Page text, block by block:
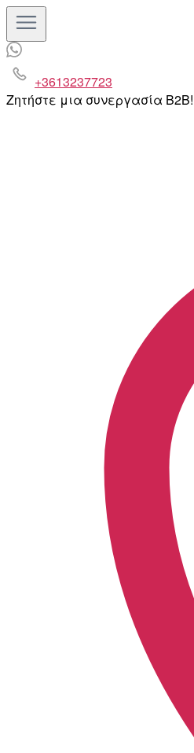
+3613237723
Ζητήστε μια συνεργασία B2B!